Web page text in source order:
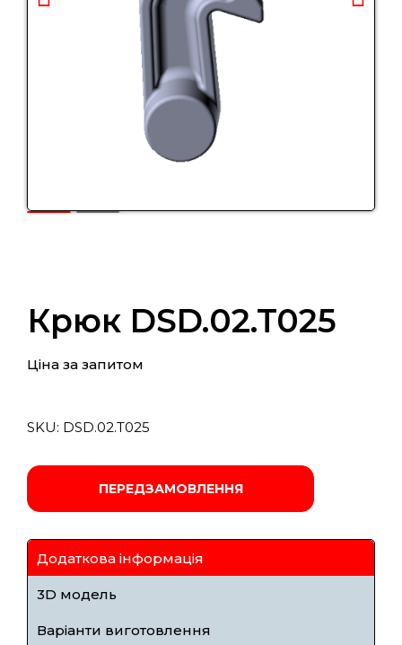
Крюк DSD.02.T025
Ціна за запитом
SKU: DSD.02.T025
ПЕРЕДЗАМОВЛЕННЯ
Додаткова інформація
3D модель
Варіанти виготовлення